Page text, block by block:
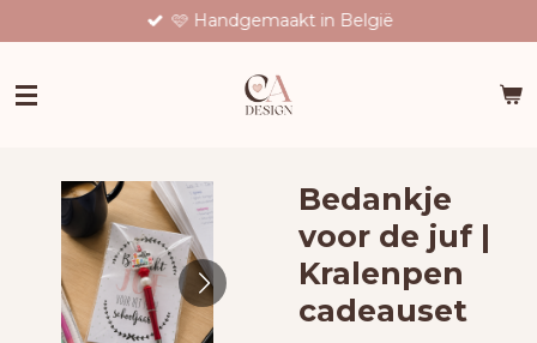
direct
de
🩷 Handgemaakt in België
Bedankje
voor de juf |
Kralenpen
cadeauset